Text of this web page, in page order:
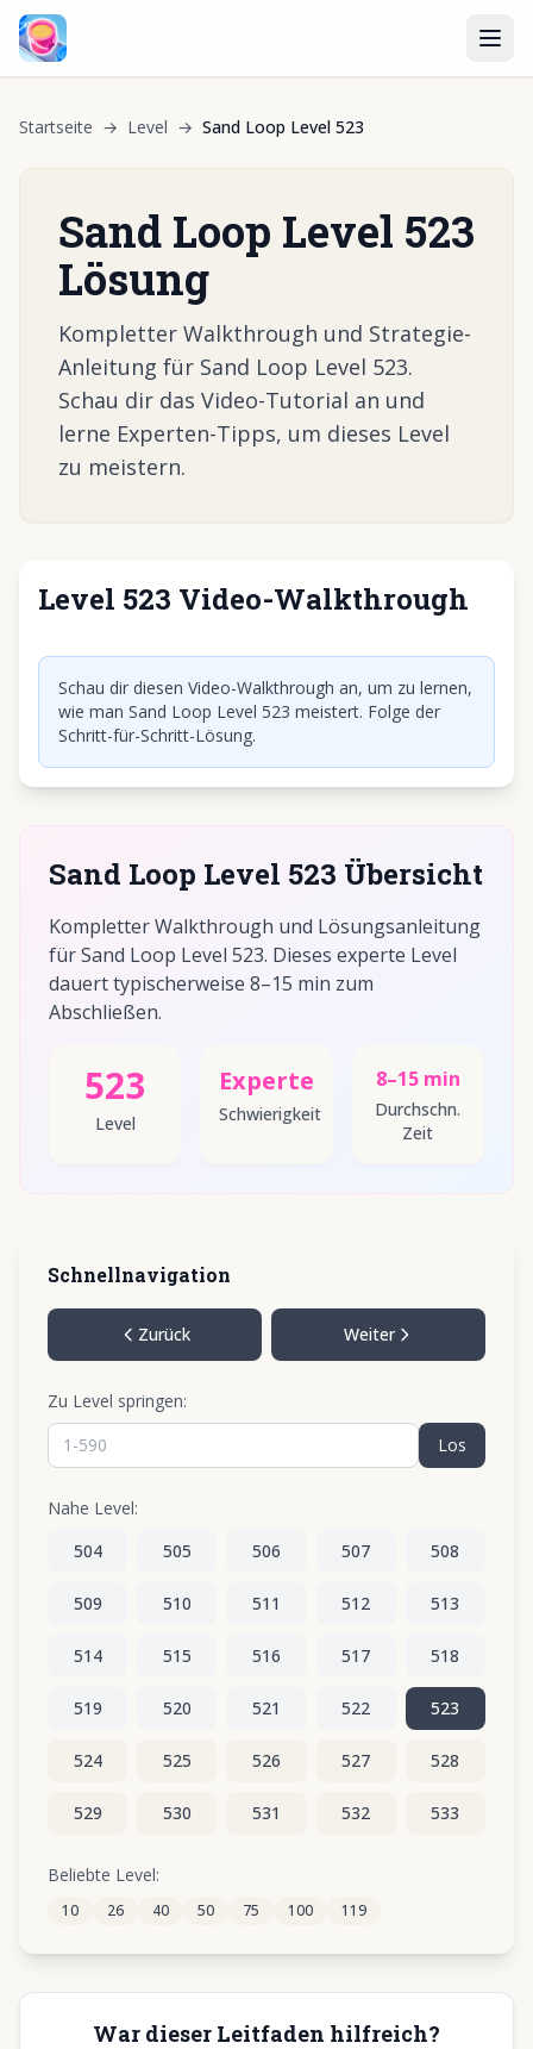
Startseite → Level → Sand Loop Level 523
Sand Loop Level 523
Lösung
Kompletter Walkthrough und Strategie-
Anleitung für Sand Loop Level 523.
Schau dir das Video-Tutorial an und
lerne Experten-Tipps, um dieses Level
zu meistern.
Level 523 Video-Walkthrough
Klicken, um Video abzuspielen
Schau dir diesen Video-Walkthrough an, um zu lernen,
wie man Sand Loop Level 523 meistert. Folge der
Schritt-für-Schritt-Lösung.
Sand Loop Level 523 Übersicht
Kompletter Walkthrough und Lösungsanleitung
für Sand Loop Level 523. Dieses experte Level
dauert typischerweise 8–15 min zum
Abschließen.
523
Level
Experte
Schwierigkeit
8–15 min
Durchschn.
Zeit
Schnellnavigation
Zurück Weiter
Zu Level springen:
Los
Nahe Level:
504
505 506 507 508
509 510 511 512 513
514 515 516 517 518
519 520 521 522 523
524 525 526 527 528
529 530 531 532 533
534
539 540 541 542
Beliebte Level:
10 26 40 50 75 100 119
War dieser Leitfaden hilfreich?